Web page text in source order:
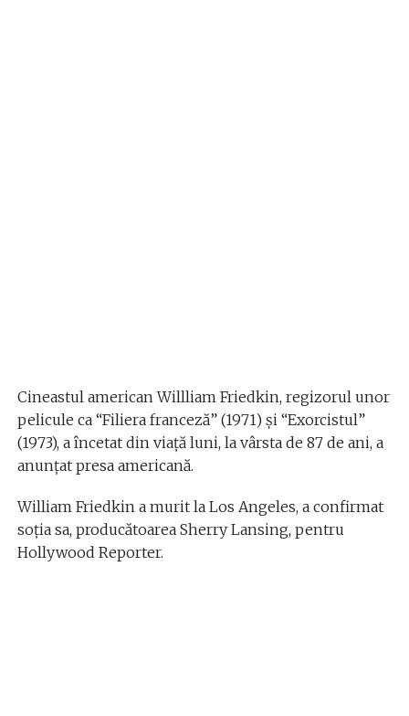
Cineastul american Willliam Friedkin, regizorul unor
pelicule ca “Filiera franceză” (1971) şi “Exorcistul”
(1973), a încetat din viaţă luni, la vârsta de 87 de ani, a
anunţat presa americană.
William Friedkin a murit la Los Angeles, a confirmat
soţia sa, producătoarea Sherry Lansing, pentru
Hollywood Reporter.